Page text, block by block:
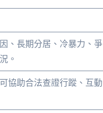
、長期分居、冷暴力、爭
。
協助合法查證行蹤、互動